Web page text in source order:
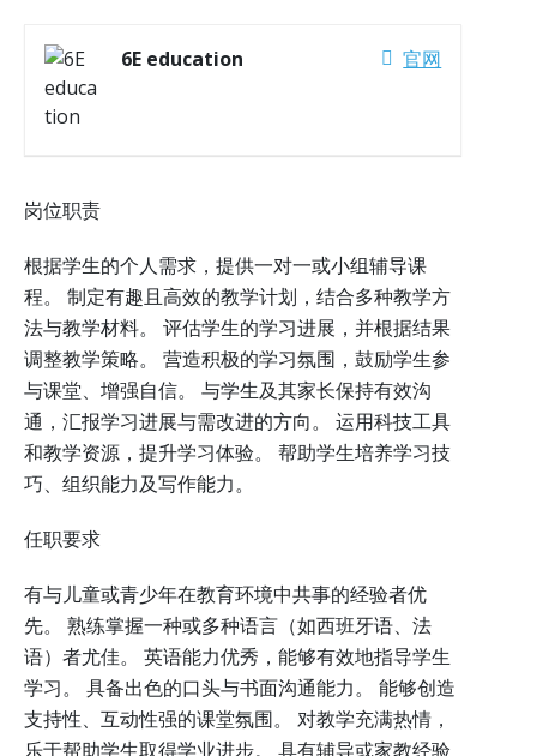
官网
6E education
岗位职责
根据学生的个人需求，提供一对一或小组辅导课
程。 制定有趣且高效的教学计划，结合多种教学方
法与教学材料。 评估学生的学习进展，并根据结果
调整教学策略。 营造积极的学习氛围，鼓励学生参
与课堂、增强自信。 与学生及其家长保持有效沟
通，汇报学习进展与需改进的方向。 运用科技工具
和教学资源，提升学习体验。 帮助学生培养学习技
巧、组织能力及写作能力。
任职要求
有与儿童或青少年在教育环境中共事的经验者优
先。 熟练掌握一种或多种语言（如西班牙语、法
语）者尤佳。 英语能力优秀，能够有效地指导学生
学习。 具备出色的口头与书面沟通能力。 能够创造
支持性、互动性强的课堂氛围。 对教学充满热情，
乐于帮助学生取得学业进步。 具有辅导或家教经验